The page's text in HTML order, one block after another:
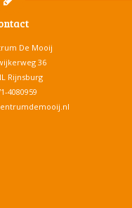
De Mooij
36
Rijnsburg
4080959